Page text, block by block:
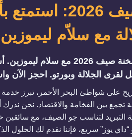
ليموزين العين
مع سلاّم ليموزين
على شواطئ البحر الأحمر، تبرز خدمة
تجمع بين الفخامة والاقتصاد. نحن
التبريد لتناسب جو الصيف، مع
يوز” سريع، فإننا نقدم لك الحلول